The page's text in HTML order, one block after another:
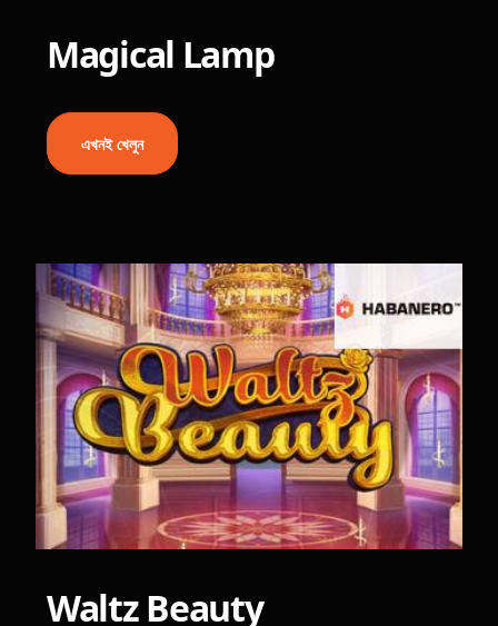
Magical Lamp
এখনই খেলুন
Waltz Beauty